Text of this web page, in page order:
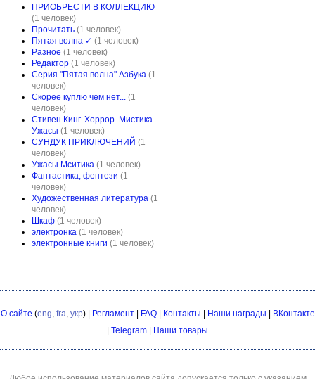
ПРИОБРЕСТИ В КОЛЛЕКЦИЮ
(1 человек)
Прочитать (1 человек)
Пятая волна ✓ (1 человек)
Разное (1 человек)
Редактор (1 человек)
Серия "Пятая волна" Азбука (1
человек)
Скорее куплю чем нет... (1
человек)
Стивен Кинг. Хоррор. Мистика.
Ужасы (1 человек)
СУНДУК ПРИКЛЮЧЕНИЙ (1
человек)
Ужасы Мситика (1 человек)
Фантастика, фентези (1
человек)
Художественная литература (1
человек)
Шкаф (1 человек)
электронка (1 человек)
электронные книги (1 человек)
О сайте (eng, fra, укр) | Регламент| FAQ| Контакты Наши награды
ВКонтакте
Telegram Наши товары